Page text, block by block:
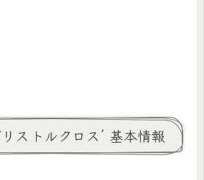
ストルクロス’ 基本情報